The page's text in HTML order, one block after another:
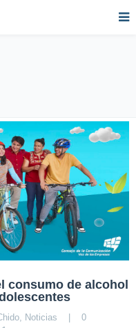
consumo de alcohol
Noticias |
0